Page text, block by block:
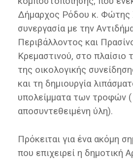
Δήμαρχος Ρόδου κ. Φώτης
συνεργασία με την
Περιβάλλοντος και
Κρεμαστινού, στο πλαίσιο
της οικολογικής
και τη δημιουργία
υπολείμματα των τροφών (
αποσυντεθειμένη ύλη).
Πρόκειται για ένα ακόμη
που επιχειρεί η δημοτική